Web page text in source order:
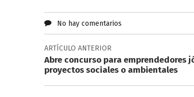
No hay comentarios
ARTÍCULO ANTERIOR
Abre concurso para emprendedores
proyectos sociales o ambientales